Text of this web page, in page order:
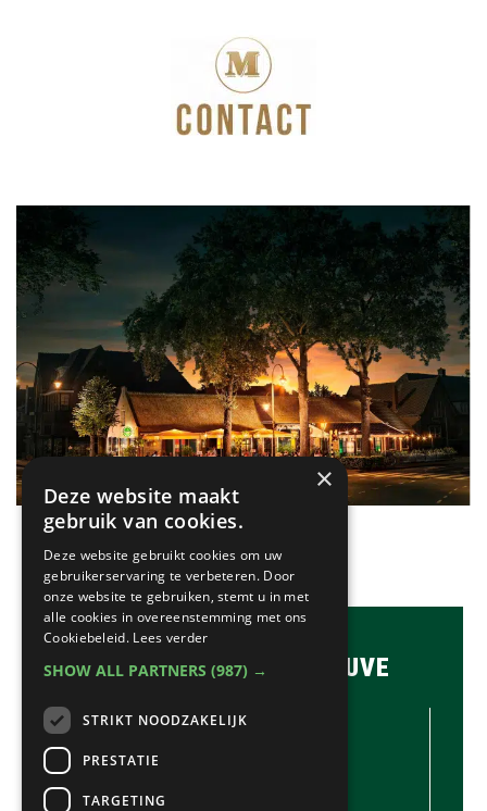
BRASSERIE & BAR MAUVE
CONTACTGEGEVENS //
×
Deze website maakt
gebruik van cookies.
Deze website gebruikt cookies om uw
gebruikerservaring te verbeteren. Door
onze website te gebruiken, stemt u in met
alle cookies in overeenstemming met ons
Cookiebeleid. Lees verder
SHOW ALL PARTNERS (987) →
STRIKT NOODZAKELIJK
PRESTATIE
TARGETING